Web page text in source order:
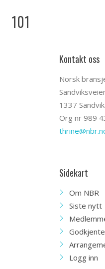
101
Kontakt oss
Norsk
1337
Org nr 989
Sidekart
Om NBR
Siste nytt
Logg inn